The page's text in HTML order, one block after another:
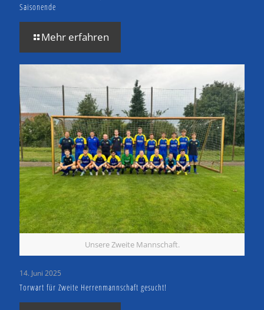
Saisonende
Mehr erfahren
Unsere Zweite Mannschaft.
14. Juni 2025
Torwart für Zweite Herrenmannschaft gesucht!